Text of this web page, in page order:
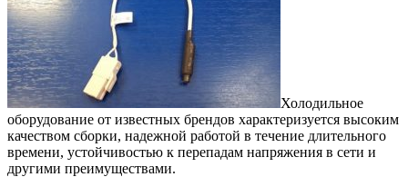
Холодильное
оборудование от известных брендов характеризуется высоким
качеством сборки, надежной работой в течение длительного
времени, устойчивостью к перепадам напряжения в сети и
другими преимуществами.